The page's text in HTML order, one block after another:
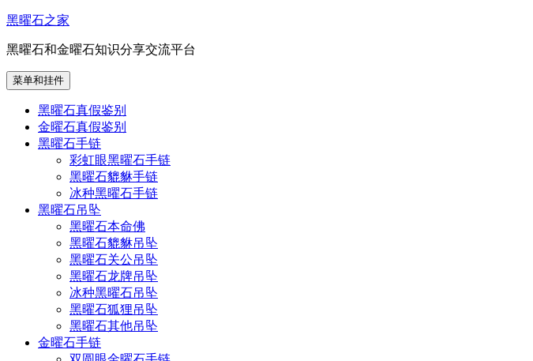
跳
内
容
黑曜石之家
黑曜石和金曜石知识分享交流平台
菜单和挂件
黑曜石真假鉴别
金曜石真假鉴别
黑曜石手链
彩虹眼黑曜石手链
黑曜石貔貅手链
冰种黑曜石手链
黑曜石吊坠
黑曜石本命佛
黑曜石貔貅吊坠
黑曜石关公吊坠
黑曜石龙牌吊坠
冰种黑曜石吊坠
黑曜石狐狸吊坠
黑曜石其他吊坠
金曜石手链